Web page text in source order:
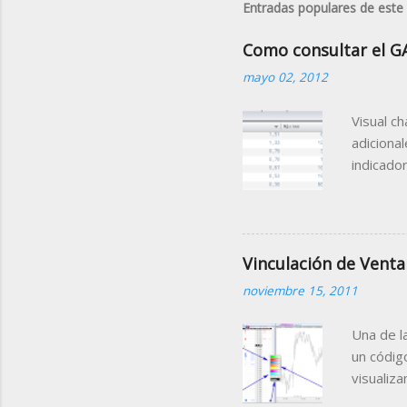
Entradas populares de
Como consultar el
mayo 02, 2012
Visual
la
de la
que
Tabla
Vinculación de
noviembre 15, 2011
Una de
un